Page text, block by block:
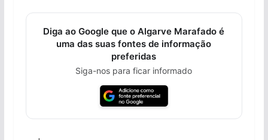
Diga ao Google que o Algarve Marafado é
uma das suas fontes de informação
preferidas
Siga-nos para ficar informado